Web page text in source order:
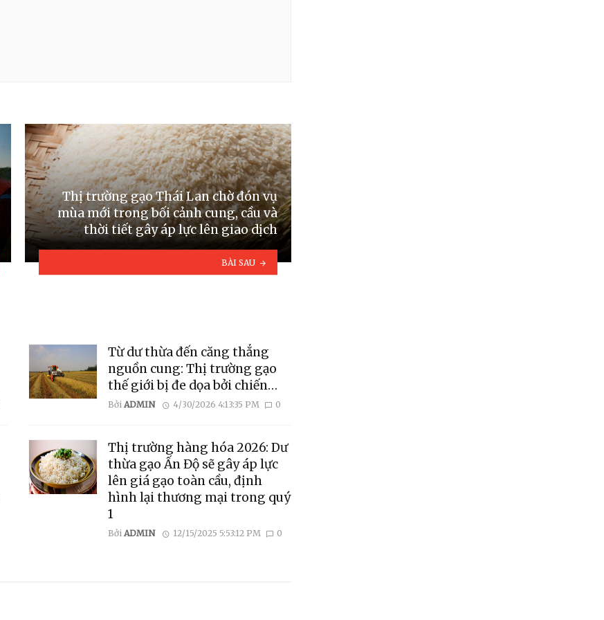
Thị trường gạo Thái Lan chờ đón vụ
mùa mới trong bối cảnh cung, cầu và
thời tiết gây áp lực lên giao dịch
BÀI SAU
Từ dư thừa đến căng thẳng
nguồn cung: Thị trường gạo
thế giới bị đe dọa bởi chiến
tranh Iran và El Nino
Bởi ADMIN 4/30/2026 4:13:35 PM 0
Thị trường hàng hóa 2026: Dư
thừa gạo Ấn Độ sẽ gây áp lực
lên giá gạo toàn cầu, định
hình lại thương mại trong quý
1
Bởi ADMIN 12/15/2025 5:53:12 PM 0